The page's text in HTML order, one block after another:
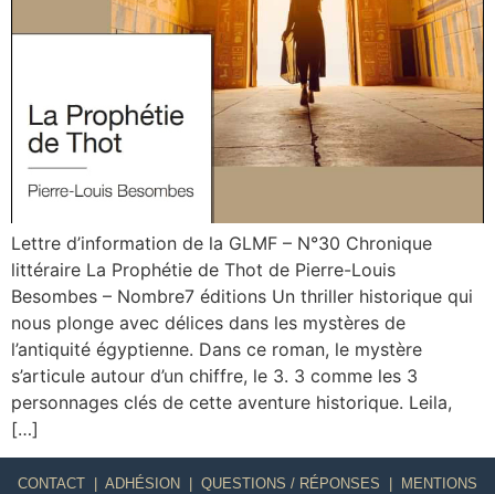
Lettre d’information de la GLMF – N°30 Chronique
littéraire La Prophétie de Thot de Pierre-Louis
Besombes – Nombre7 éditions Un thriller historique qui
nous plonge avec délices dans les mystères de
l’antiquité égyptienne. Dans ce roman, le mystère
s’articule autour d’un chiffre, le 3. 3 comme les 3
personnages clés de cette aventure historique. Leila,
[…]
CONTACT ADHÉSION QUESTIONS / RÉPONSES MENTIONS